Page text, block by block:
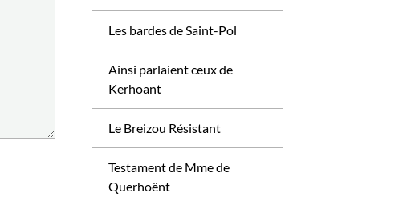
Les bardes de Saint-Pol
Ainsi parlaient ceux de
Kerhoant
Le Breizou Résistant
Testament de Mme de
Querhoënt